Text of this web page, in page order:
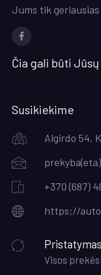
Jums tik
Čia gali būti
Susikiekime
Algirdo 54,
+370 (687)
https;//
Visos